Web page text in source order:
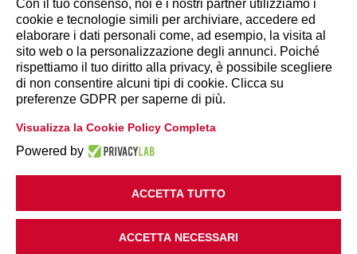
INFORMAZIONI
Disclaimer
Privacy Policy
Cookie Policy|Modifica preferenze
Con il tuo consenso, noi e i nostri partner utilizziamo i
cookie e tecnologie simili per archiviare, accedere ed
elaborare i dati personali come, ad esempio, la visita al
sito web o la personalizzazione degli annunci. Poiché
rispettiamo il tuo diritto alla privacy, è possibile scegliere
di non consentire alcuni tipi di cookie. Clicca su
preferenze GDPR per saperne di più.
Visualizza la Cookie Policy Completa
Powered by
ACCETTA TUTTO
ACCETTA NECESSARI